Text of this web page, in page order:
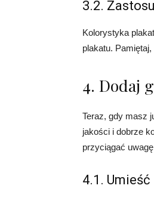
3.2.
Kolorystyka
plakatu.
4. Dodaj
Teraz, gdy masz
jakości i dobrze
przyciągać
4.1.